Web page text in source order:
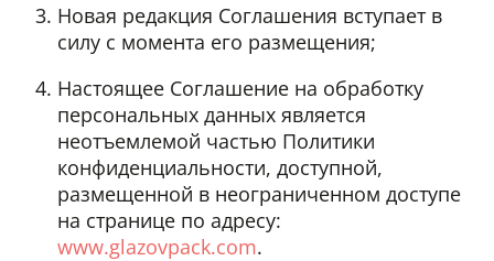
Новая редакция Соглашения вступает в
силу с момента его размещения;
Настоящее Соглашение на обработку
персональных данных является
неотъемлемой частью Политики
конфиденциальности, доступной,
размещенной в неограниченном доступе
на странице по адресу:
www.glazovpack.com.